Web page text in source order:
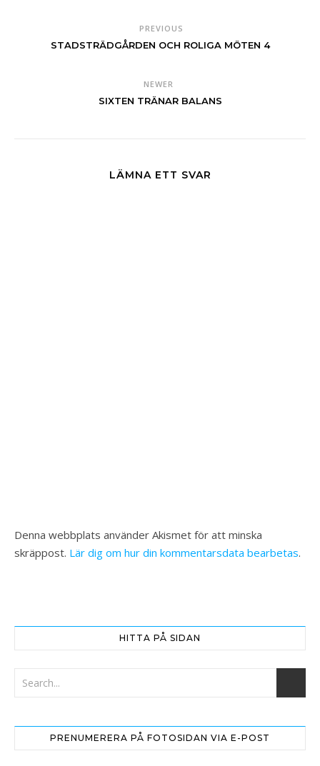
PREVIOUS
STADSTRÄDGÅRDEN OCH ROLIGA MÖTEN 4
NEWER
SIXTEN TRÄNAR BALANS
LÄMNA ETT SVAR
Denna webbplats använder Akismet för att minska
skräppost. Lär dig om hur din kommentarsdata bearbetas.
HITTA PÅ SIDAN
PRENUMERERA PÅ FOTOSIDAN VIA E-POST